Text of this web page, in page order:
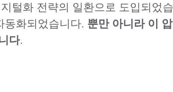
털화 전략의 일환으로 도입되었
동화되었습니다. 뿐만 아니라 이
다.